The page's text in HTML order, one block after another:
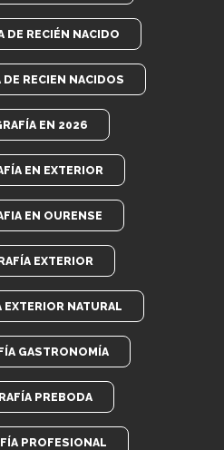
DE RECIÉN NACIDO
RECIEN NACIDOS
EN 2026
EN EXTERIOR
EN OURENSE
EXTERIOR
EXTERIOR NATURAL
GASTRONOMÍA
PREBODA
PROFESIONAL